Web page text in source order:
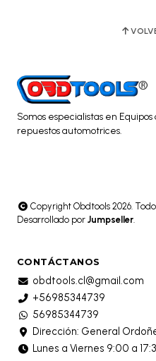
Somos especialistas en
repuestos automotrices.
Copyright Obdtools 2026.
Desarrollado por Jumpseller
CONTÁCTANOS
obdtools.cl@gmail.com
+56985344739
56985344739
Dirección: General
Lunes a Viernes 9:00 a